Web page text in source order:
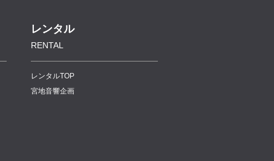
レンタル
RENTAL
レンタルTOP
宮地音響企画